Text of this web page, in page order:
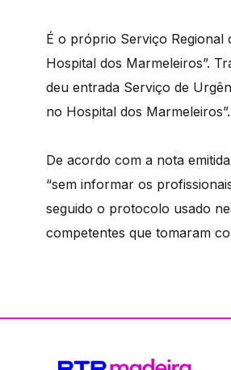
É o próprio Serviço Regional
Hospital dos Marmeleiros”.
deu entrada Serviço de
no Hospital dos Marmeleiros”.
De acordo com a nota
“sem informar os
seguido o protocolo usado
competentes que tomaram